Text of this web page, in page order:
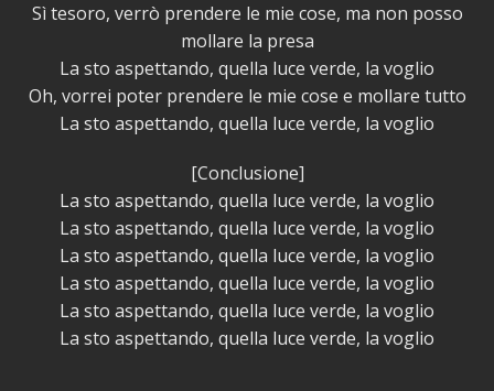
Sì tesoro, verrò prendere le mie cose, ma non posso
mollare la presa
La sto aspettando, quella luce verde, la voglio
Oh, vorrei poter prendere le mie cose e mollare tutto
La sto aspettando, quella luce verde, la voglio
[Conclusione]
La sto aspettando, quella luce verde, la voglio
La sto aspettando, quella luce verde, la voglio
La sto aspettando, quella luce verde, la voglio
La sto aspettando, quella luce verde, la voglio
La sto aspettando, quella luce verde, la voglio
La sto aspettando, quella luce verde, la voglio